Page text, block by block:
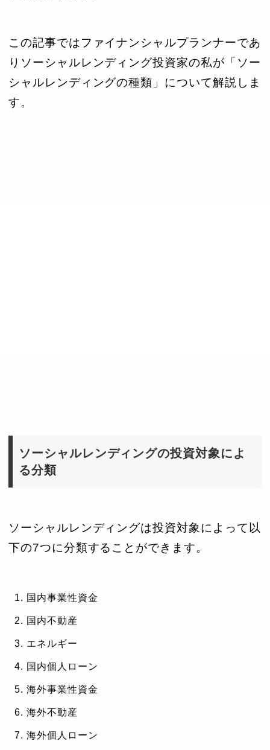
この記事ではファイナンシャルプランナーであ
りソーシャルレンディング投資家の私が「ソー
シャルレンディングの種類」について解説しま
す。
ソーシャルレンディングの投資対象によ
る分類
ソーシャルレンディングは投資対象によって以
下の7つに分類することができます。
国内事業性資金
国内不動産
エネルギー
国内個人ローン
海外事業性資金
海外不動産
海外個人ローン